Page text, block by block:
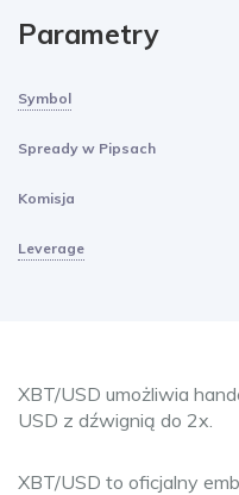
Parametry
Symbol
Spready w Pipsach
Komisja
Leverage
XBT/USD umożliwia
USD z dźwignią do 2x.
XBT/USD to oficjalny